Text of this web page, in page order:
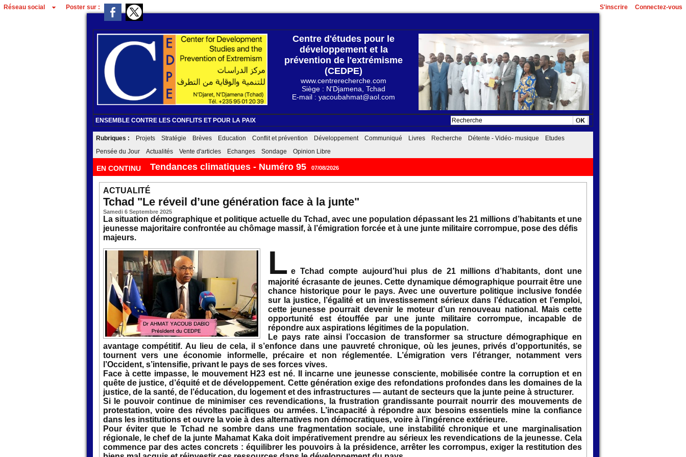
Réseau social Poster sur : Connectez-vous
S'inscrire
Centre d'études pour le
développement et la
prévention de l'extrémisme
(CEDPE)
www.centrerecherche.com
Siège : N'Djamena, Tchad
E-mail : yacoubahmat@aol.com
ENSEMBLE CONTRE LES CONFLITS ET POUR LA PAIX
Rubriques : Projets Stratégie Brèves Education Conflit et prévention Développement Communiqué Livres Recherche Détente - Vidéo- musique
Etudes
Pensée du Jour
Actualités Vente d'articles Echanges Sondage Opinion Libre
EN CONTINU Tendances climatiques - Numéro 95 07/08/2026
ACTUALITÉ
Tchad "Le réveil d’une génération face à la junte"
Samedi 6 Septembre 2025
La situation démographique et politique actuelle du Tchad, avec une population dépassant les 21 millions d’habitants et une
jeunesse majoritaire confrontée au chômage massif, à l’émigration forcée et à une junte militaire corrompue, pose des défis
majeurs.
L e Tchad compte aujourd’hui plus de 21 millions d’habitants, dont une
majorité écrasante de jeunes. Cette dynamique démographique pourrait être une
chance historique pour le pays. Avec une ouverture politique inclusive fondée
sur la justice, l’égalité et un investissement sérieux dans l’éducation et l’emploi,
cette jeunesse pourrait devenir le moteur d’un renouveau national. Mais cette
opportunité est étouffée par une junte militaire corrompue, incapable de
répondre aux aspirations légitimes de la population.
Le pays rate ainsi l’occasion de transformer sa structure démographique en
avantage compétitif. Au lieu de cela, il s’enfonce dans une pauvreté chronique, où les jeunes, privés d’opportunités, se
tournent vers une économie informelle, précaire et non réglementée. L’émigration vers l’étranger, notamment vers
l’Occident, s’intensifie, privant le pays de ses forces vives.
Face à cette impasse, le mouvement H23 est né. Il incarne une jeunesse consciente, mobilisée contre la corruption et en
quête de justice, d’équité et de développement. Cette génération exige des refondations profondes dans les domaines de la
justice, de la santé, de l’éducation, du logement et des infrastructures — autant de secteurs que la junte peine à structurer.
Si le pouvoir continue de minimiser ces revendications, la frustration grandissante pourrait nourrir des mouvements de
protestation, voire des révoltes pacifiques ou armées. L’incapacité à répondre aux besoins essentiels mine la confiance
dans les institutions et ouvre la voie à des alternatives non démocratiques, voire à l’ingérence extérieure.
Pour éviter que le Tchad ne sombre dans une fragmentation sociale, une instabilité chronique et une marginalisation
régionale, le chef de la junte Mahamat Kaka doit impérativement prendre au sérieux les revendications de la jeunesse. Cela
commence par des actes concrets : équilibrer les pouvoirs à la présidence, arrêter les corrompus, exiger la restitution des